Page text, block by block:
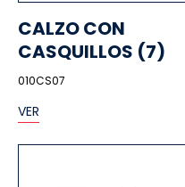
CALZO CON
CASQUILLOS (7)
010CS07
VER